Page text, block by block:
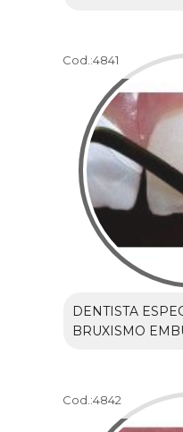
Cod.:4841
DENTISTA
BRUXISMO
Cod.:4842